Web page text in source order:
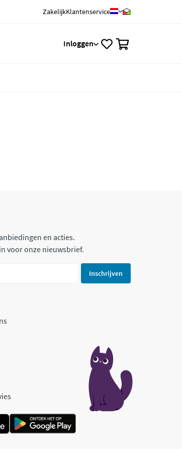
ZakelijkKlantenservice
Inloggen
en acties.
voor onze nieuwsbrief.
Inschrijven